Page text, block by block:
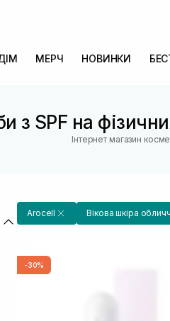
МЕРЧ НОВИНКИ
з SPF на
Інтернет магазин
Arocell Вікова шкіра
-30%